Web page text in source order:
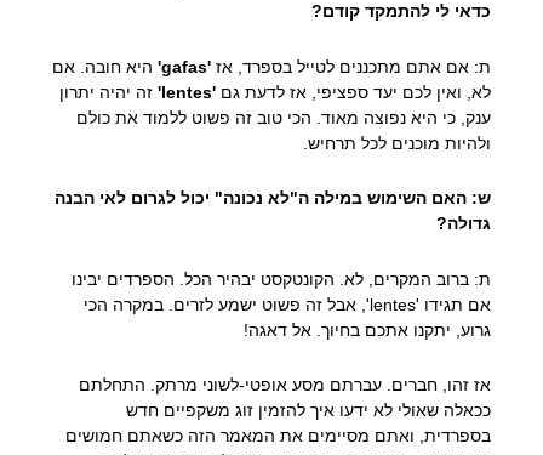
כדאי לי להתמקד קודם?
ת: אם אתם מתכננים לטייל בספרד, אז 'gafas'
היא חובה. אם
לא, ואין לכם יעד ספציפי, אז לדעת גם 'lentes'
זה יהיה יתרון
ענק, כי היא נפוצה מאוד. הכי טוב זה פשוט ללמוד את כולם
ולהיות מוכנים לכל תרחיש.
ש: האם השימוש במילה ה"לא נכונה" יכול לגרום לאי הבנה
גדולה?
ת: ברוב המקרים, לא. הקונטקסט יבהיר הכל. הספרדים יבינו
אם תגידו 'lentes', אבל זה פשוט ישמע לזרים. במקרה הכי
גרוע, יתקנו אתכם בחיוך. אל דאגה!
אז זהו, חברים. עברתם מסע אופטי-לשוני מרתק. התחלתם
ככאלה שאולי לא ידעו איך להזמין זוג משקפיים חדש
בספרדית, ואתם מסיימים את המאמר הזה כשאתם חמושים